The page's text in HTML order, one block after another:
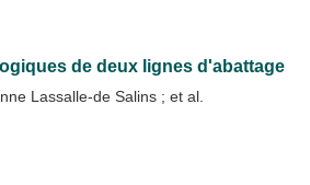
de deux lignes d'abattage
Lassalle-de Salins ; et al.